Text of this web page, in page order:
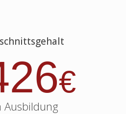
€
Ausbildung